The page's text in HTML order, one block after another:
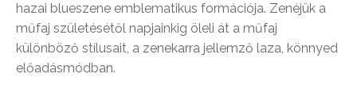
hazai blueszene emblematikus formációja. Zenéjük a
műfaj születésétől napjainkig öleli át a műfaj
különböző stílusait, a zenekarra jellemző laza, könnyed
előadásmódban.